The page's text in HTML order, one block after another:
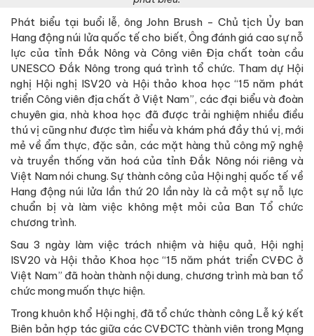
Phát biểu tại buổi lễ, ông John Brush - Chủ tịch Ủy ban
Hang động núi lửa quốc tế cho biết, Ông đánh giá cao sự nỗ
lực của tỉnh Đắk Nông và Công viên Địa chất toàn cầu
UNESCO Đắk Nông trong quá trình tổ chức. Tham dự Hội
nghị Hội nghị ISV20 và Hội thảo khoa học “15 năm phát
triển Công viên địa chất ở Việt Nam”, các đại biểu và đoàn
chuyên gia, nhà khoa học đã được trải nghiệm nhiều điều
thú vị cũng như được tìm hiểu và khám phá đầy thú vị, mới
mẻ về ẩm thực, đặc sản, các mặt hàng thủ công mỹ nghệ
và truyền thống văn hoá của tỉnh Đắk Nông nói riêng và
Việt Nam nói chung. Sự thành công của Hội nghị quốc tế về
Hang động núi lửa lần thứ 20 lần này là cả một sự nỗ lực
chuẩn bị và làm việc không mệt mỏi của Ban Tổ chức
chương trình.
Sau 3 ngày làm việc trách nhiệm và hiệu quả, Hội nghị
ISV20 và Hội thảo Khoa học “15 năm phát triển CVĐC ở
Việt Nam” đã hoàn thành nội dung, chương trình mà ban tổ
chức mong muốn thực hiện.
Trong khuôn khổ Hội nghị, đã tổ chức thành công Lễ ký kết
Biên bản hợp tác giữa các CVĐCTC thành viên trong Mạng